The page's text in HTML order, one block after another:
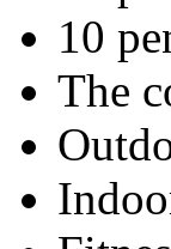
10
The